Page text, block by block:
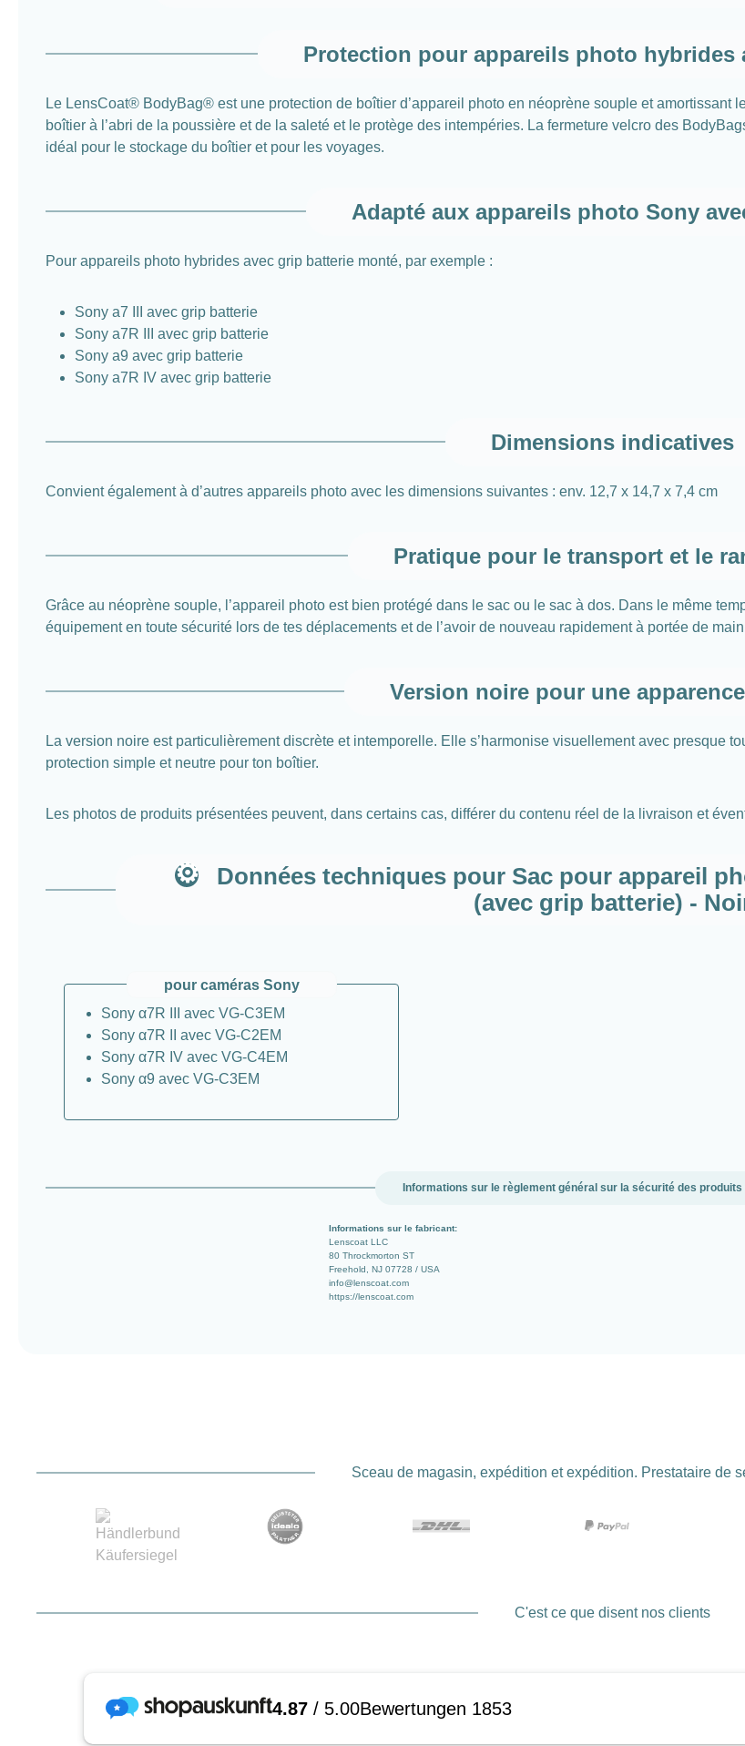
Protection pour appareils photo hybrides
Le LensCoat® BodyBag® est une protection de boîtier d’appareil photo en néoprène souple et amortissant
boîtier à l’abri de la poussière et de la saleté et le protège des intempéries. La fermeture velcro des
idéal pour le stockage du boîtier et pour les voyages.
Adapté aux appareils photo Sony
Pour appareils photo hybrides avec grip batterie monté, par exemple :
Sony a7 III avec grip batterie
Sony a7R III avec grip batterie
Sony a9 avec grip batterie
Sony a7R IV avec grip batterie
Dimensions indicatives
Convient également à d’autres appareils photo avec les dimensions suivantes : env. 12,7 x 14,7 x 7,4 cm
Pratique pour le transport et le
Grâce au néoprène souple, l’appareil photo est bien protégé dans le sac ou le sac à dos. Dans le même
équipement en toute sécurité lors de tes déplacements et de l’avoir de nouveau rapidement à portée de
Version noire pour une
La version noire est particulièrement discrète et intemporelle. Elle s’harmonise visuellement avec presque
protection simple et neutre pour ton boîtier.
Les photos de produits présentées peuvent, dans certains cas, différer du contenu réel de la livraison et
Données techniques pour Sac pour appareil
(avec grip batterie) -
pour caméras Sony
Sony α7R III avec VG-C3EM
Sony α7R II avec VG-C2EM
Sony α7R IV avec VG-C4EM
Sony α9 avec VG-C3EM
Informations sur le règlement général sur la sécurité des produits
Informations sur le fabricant:
Lenscoat LLC
80 Throckmorton ST
Freehold, NJ 07728 / USA
info@lenscoat.com
https://lenscoat.com
Sceau de magasin, expédition et expédition. Prestataire de
C'est ce que disent nos clients